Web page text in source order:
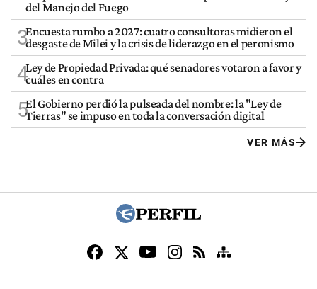
del Manejo del Fuego
3Encuesta rumbo a 2027: cuatro consultoras midieron el
desgaste de Milei y la crisis de liderazgo en el peronismo
4Ley de Propiedad Privada: qué senadores votaron a favor y
cuáles en contra
5El Gobierno perdió la pulseada del nombre: la "Ley de
Tierras" se impuso en toda la conversación digital
VER MÁS